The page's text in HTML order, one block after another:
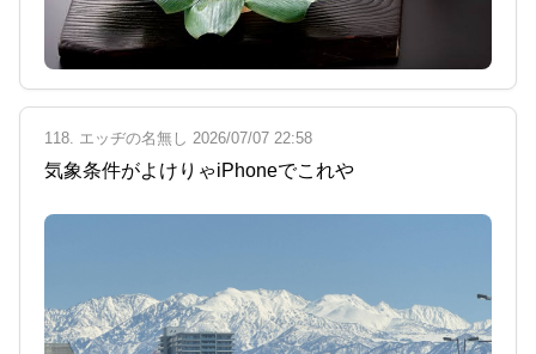
118. エッヂの名無し 2026/07/07 22:58
気象条件がよけりゃiPhoneでこれや